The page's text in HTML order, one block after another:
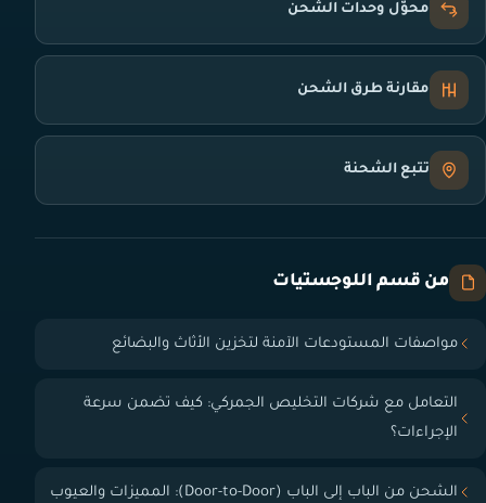
محوّل وحدات الشحن
مقارنة طرق الشحن
تتبع الشحنة
من قسم اللوجستيات
مواصفات المستودعات الآمنة لتخزين الأثاث والبضائع
التعامل مع شركات التخليص الجمركي: كيف تضمن سرعة
الإجراءات؟
الشحن من الباب إلى الباب (Door-to-Door): المميزات والعيوب